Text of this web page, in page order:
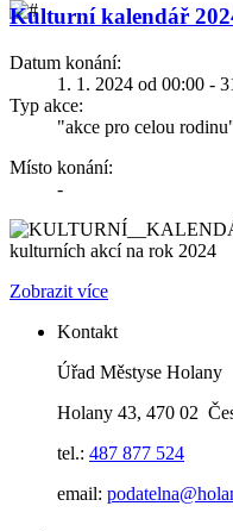
Kulturní kalendář
Datum konání:
1. 1. 2024 od 00:00 -
Typ akce:
"akce pro celou
Místo konání:
-
kulturních akcí na rok 2024
Zobrazit více
Kontakt
Úřad Městyse Holany
Holany 43, 470 02
tel.: 487 877 524
email: